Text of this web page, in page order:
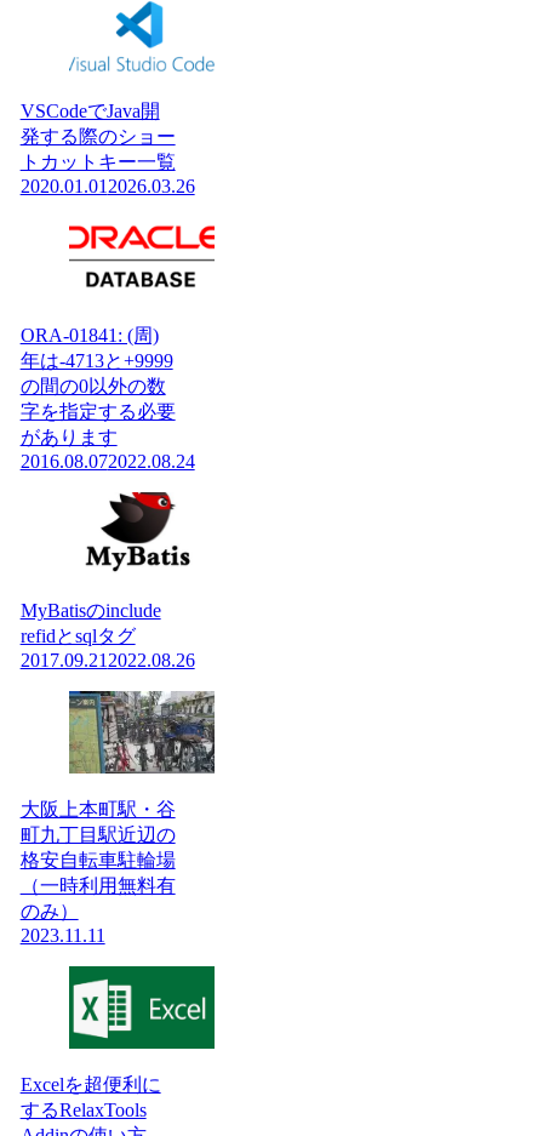
VSCodeでJava開
発する際のショー
トカットキー一覧
2020.01.01 2026.03.26
ORA-01841: (周)
年は-4713と+9999
の間の0以外の数
字を指定する必要
があります
2016.08.072022.08.24
MyBatisのinclude
refidとsqlタグ
2017.09.21 2022.08.26
大阪上本町駅・谷
町九丁目駅近辺の
格安自転車駐輪場
（一時利用無料有
のみ）
2023.11.11
Excelを超便利に
するRelaxTools